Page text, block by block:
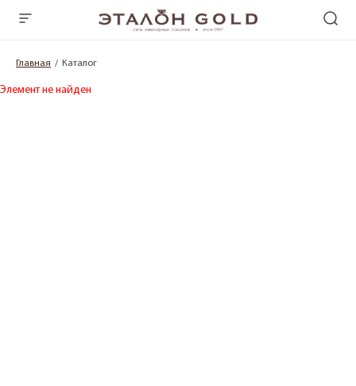
Главная Каталог
Элемент не найден